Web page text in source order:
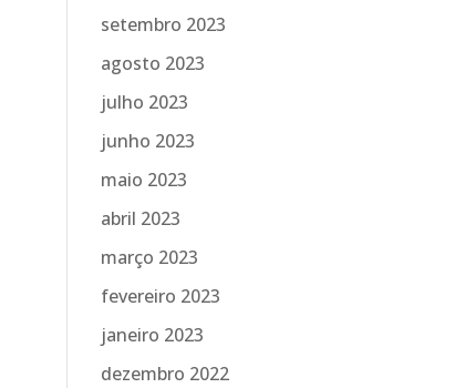
setembro 2023
agosto 2023
julho 2023
junho 2023
maio 2023
abril 2023
março 2023
fevereiro 2023
janeiro 2023
dezembro 2022